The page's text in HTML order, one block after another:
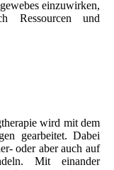
einzuwirken,
Ressourcen und
wird mit dem
gearbeitet. Dabei
oder aber auch auf
Mit einander